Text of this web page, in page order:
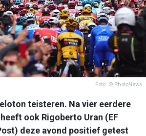
Foto: © PhotoNews
teisteren. Na vier eerdere
ook Rigoberto Uran (EF
deze avond positief getest